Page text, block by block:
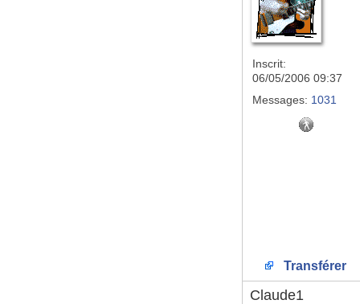
Inscrit:
06/05/2006 09:37
Messages: 1031
Transférer
Claude1